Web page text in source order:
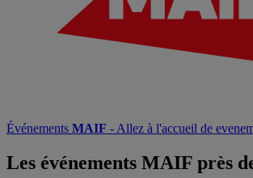
Événements MAIF - Allez à l'accueil de
Les événements MAIF près